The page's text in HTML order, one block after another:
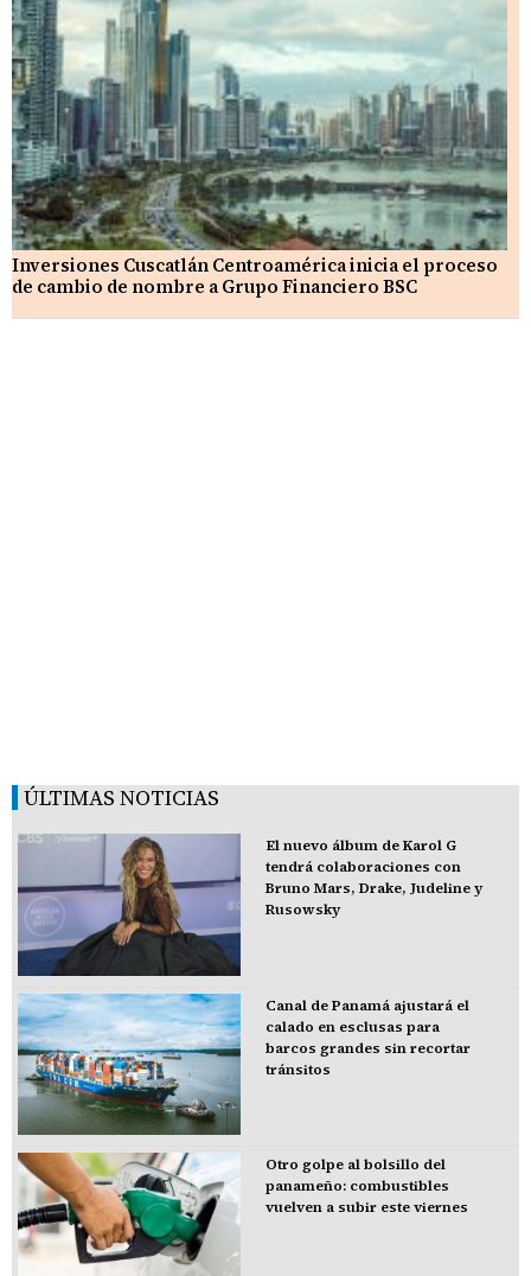
Inversiones Cuscatlán Centroamérica inicia el proceso
de cambio de nombre a Grupo Financiero BSC
ÚLTIMAS NOTICIAS
El nuevo álbum de Karol G
tendrá colaboraciones con
Bruno Mars, Drake, Judeline y
Rusowsky
Canal de Panamá ajustará el
calado en esclusas para
barcos grandes sin recortar
tránsitos
Otro golpe al bolsillo del
panameño: combustibles
vuelven a subir este viernes